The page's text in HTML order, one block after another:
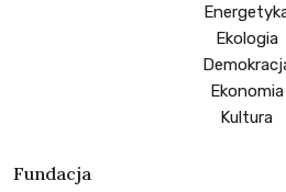
Ekologia
Ekonomia
Kultura
Fundacja